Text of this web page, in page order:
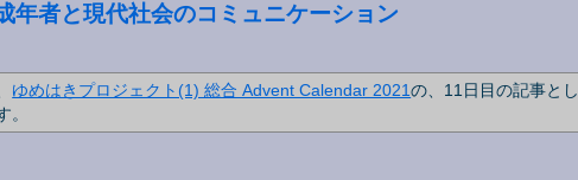
年者と現代社会のコミュニケーション
ゆめはきプロジェクト(1) 総合 Advent Calendar 2021の、11日目の記事とし
。